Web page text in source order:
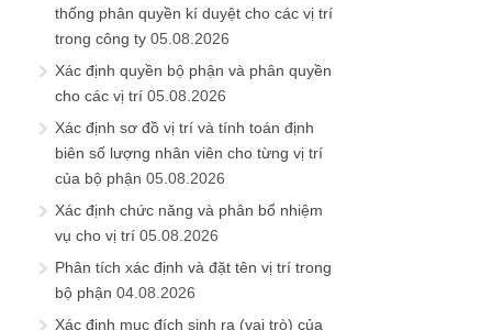
thống phân quyền kí duyệt cho các vị trí
trong công ty 05.08.2026
Xác định quyền bộ phận và phân quyền
cho các vị trí 05.08.2026
Xác định sơ đồ vị trí và tính toán định
biên số lượng nhân viên cho từng vị trí
của bộ phận 05.08.2026
Xác định chức năng và phân bổ nhiệm
vụ cho vị trí 05.08.2026
Phân tích xác định và đặt tên vị trí trong
bộ phận 04.08.2026
Xác định mục đích sinh ra (vai trò) của